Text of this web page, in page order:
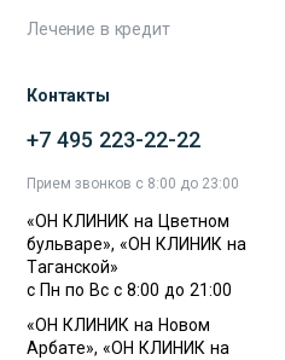
Лечение в кредит
Контакты
+7 495 223-22-22
Прием звонков с 8:00 до 23:00
«ОН КЛИНИК на Цветном
бульваре», «ОН КЛИНИК на
Таганской»
с Пн по Вс с 8:00 до 21:00
«ОН КЛИНИК на Новом
Арбате», «ОН КЛИНИК на